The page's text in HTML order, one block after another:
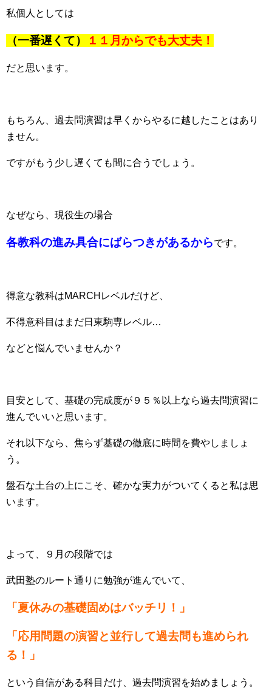
私個人としては
（一番遅くて） １１月からでも大丈夫！
だと思います。
もちろん、過去問演習は早くからやるに越したことはあり
ません。
ですがもう少し遅くても間に合うでしょう。
なぜなら、現役生の場合
各教科の進み具合にばらつきがあるからです。
得意な教科はMARCHレベルだけど、
不得意科目はまだ日東駒専レベル…
などと悩んでいませんか？
目安として、基礎の完成度が９５％以上なら過去問演習に
進んでいいと思います。
それ以下なら、焦らず基礎の徹底に時間を費やしましょ
う。
盤石な土台の上にこそ、確かな実力がついてくると私は思
います。
よって、９月の段階では
武田塾のルート通りに勉強が進んでいて、
「夏休みの基礎固めはバッチリ！」
「応用問題の演習と並行して過去問も進められ
る！」
という自信がある科目だけ、過去問演習を始めましょう。